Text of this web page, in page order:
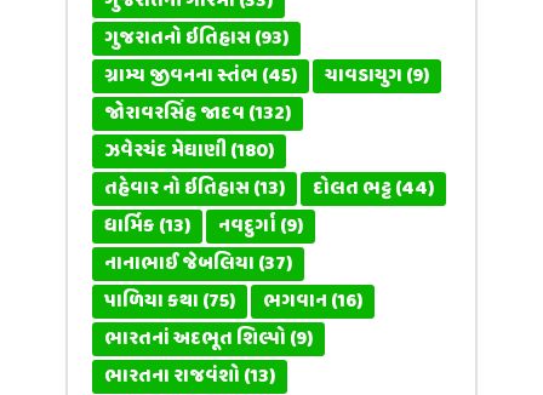
ગુજરાતનો ઇતિહાસ(93)
ગ્રામ્ય જીવનના સ્તંભ(45) ચાવડાયુગ(9)
જોરાવરસિંહ જાદવ(132)
ઝવેરચંદ મેઘાણી(180)
તહેવાર નો ઇતિહાસ(13) દોલત ભટ્ટ(44)
ધાર્મિક(13) નવદુર્ગા(9)
નાનાભાઈ જેબલિયા(37)
પાળિયા કથા(75) ભગવાન(16)
ભારતનાં અદભૂત શિલ્પો(9)
ભારતના રાજવંશો(13)